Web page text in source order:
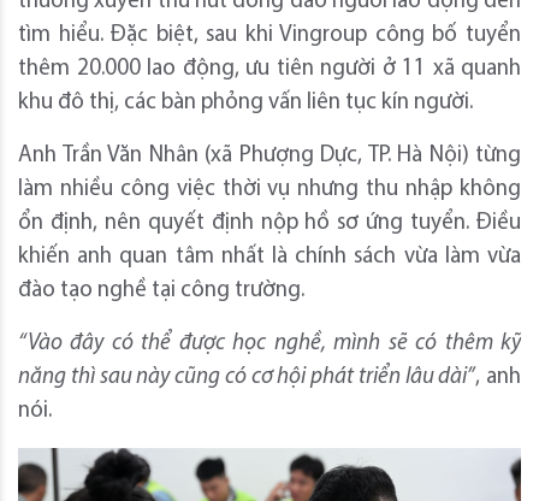
tìm hiểu. Đặc biệt, sau khi Vingroup công bố tuyển
thêm 20.000 lao động, ưu tiên người ở 11 xã quanh
khu đô thị, các bàn phỏng vấn liên tục kín người.
Anh Trần Văn Nhân (xã Phượng Dực, TP. Hà Nội) từng
làm nhiều công việc thời vụ nhưng thu nhập không
ổn định, nên quyết định nộp hồ sơ ứng tuyển. Điều
khiến anh quan tâm nhất là chính sách vừa làm vừa
đào tạo nghề tại công trường.
“Vào đây có thể đượchọc nghề,mình sẽcó thêm kỹ
năng thì sau này cũng có cơ hội phát triển lâu dài”, anh
nói.